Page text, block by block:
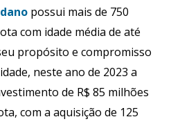
possui mais de 750
com idade média de até
propósito e compromisso
neste ano de 2023 a
de R$ 85 milhões
com a aquisição de 125